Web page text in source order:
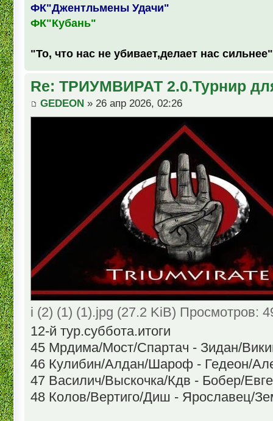
ФК"Джентльмены Удачи"
ФК"Кубань"
"То, что нас не убивает,делает нас сильнее"
Re: ТРИУМВИРАТ 2.0.Турнир
GEDEON » 26 апр 2026, 02:26
i (2) (1) (1).jpg (27.2 KiB) Просмотров:
12-й тур.суббота.итоги
45 Мрдима/Мост/Спартач - Зидан/
46 Кулибин/Алдан/Шароф - Гедеон/
47 Василич/Выскочка/Кдв - Бобер/
48 Колов/Вертиго/Диш - Ярославец/